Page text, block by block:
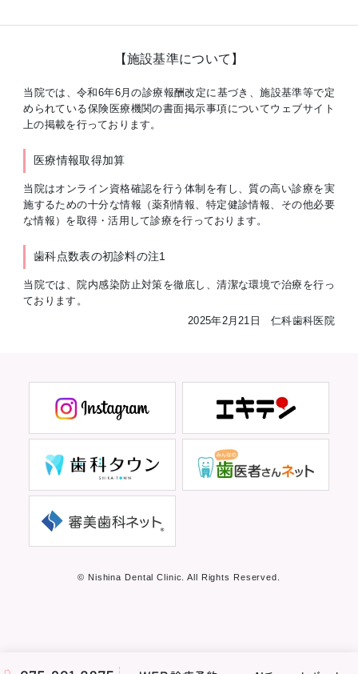
【施設基準について】
当院では、令和6年6月の診療報酬改定に基づき、施設基準等で定
められている保険医療機関の書面掲示事項についてウェブサイト
上の掲載を行っております。
医療情報取得加算
当院はオンライン資格確認を行う体制を有し、質の高い診療を実
施するための十分な情報（薬剤情報、特定健診情報、その他必要
な情報）を取得・活用して診療を行っております。
歯科点数表の初診料の注1
当院では、院内感染防止対策を徹底し、清潔な環境で治療を行っ
ております。
2025年2月21日 仁科歯科医院
© Nishina Dental Clinic. All Rights Reserved.